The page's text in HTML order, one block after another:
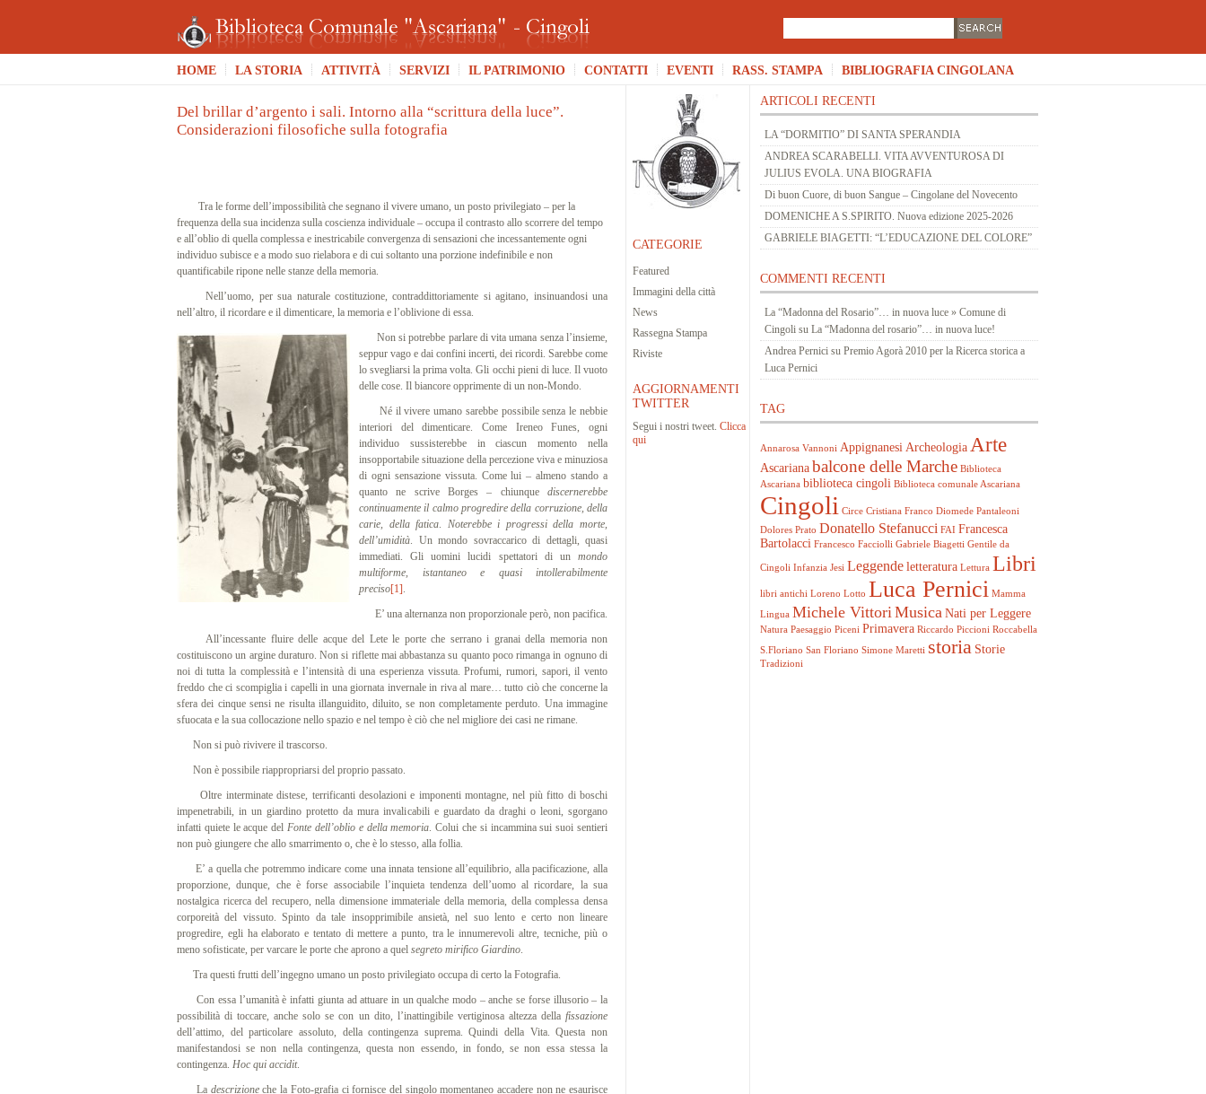
HOME LA STORIA ATTIVITÀ SERVIZI IL PATRIMONIO CONTATTI EVENTI RASS. STAMPA BIBLIOGRAFIA CINGOLANA
Del brillar d’argento i sali. Intorno alla “scrittura della luce”.
Considerazioni filosofiche sulla fotografia
Tra le forme dell’impossibilità che segnano il vivere umano, un posto privilegiato – per la
frequenza della sua incidenza sulla coscienza individuale – occupa il contrasto allo scorrere del tempo
e all’oblio di quella complessa e inestricabile convergenza di sensazioni che incessantemente ogni
individuo subisce e a modo suo rielabora e di cui soltanto una porzione indefinibile e non
quantificabile ripone nelle stanze della memoria.
Nell’uomo, per sua naturale costituzione, contraddittoriamente si agitano, insinuandosi una
nell’altro, il ricordare e il dimenticare, la memoria e l’oblivione di essa.
Non si potrebbe parlare di vita umana senza l’insieme,
seppur vago e dai confini incerti, dei ricordi. Sarebbe come
lo svegliarsi la prima volta. Gli occhi pieni di luce. Il vuoto
delle cose. Il biancore opprimente di un non-Mondo.
Né il vivere umano sarebbe possibile senza le nebbie
interiori del dimenticare. Come Ireneo Funes, ogni
individuo sussisterebbe in ciascun momento nella
insopportabile situazione della percezione viva e minuziosa
di ogni sensazione vissuta. Come lui – almeno stando a
quanto ne scrive Borges – chiunque discernerebbe
continuamente il calmo progredire della corruzione, della
carie, della fatica. Noterebbe i progressi della morte,
dell’umidità. Un mondo sovraccarico di dettagli, quasi
immediati. Gli uomini lucidi spettatori di un mondo
multiforme, istantaneo e quasi intollerabilmente
preciso[1].
E’ una alternanza non proporzionale però, non pacifica.
All’incessante fluire delle acque del Lete le porte che serrano i granai della memoria non
costituiscono un argine duraturo. Non si riflette mai abbastanza su quanto poco rimanga in ognuno di
noi di tutta la complessità e l’intensità di una esperienza vissuta. Profumi, rumori, sapori, il vento
freddo che ci scompiglia i capelli in una giornata invernale in riva al mare… tutto ciò che concerne la
sfera dei cinque sensi ne risulta illanguidito, diluito, se non completamente perduto. Una immagine
sfuocata e la sua collocazione nello spazio e nel tempo è ciò che nel migliore dei casi ne rimane.
Non si può rivivere il trascorso.
Non è possibile riappropriarsi del proprio passato.
Oltre interminate distese, terrificanti desolazioni e imponenti montagne, nel più fitto di boschi
impenetrabili, in un giardino protetto da mura invalicabili e guardato da draghi o leoni, sgorgano
infatti quiete le acque del Fonte dell’oblio e della memoria. Colui che si incammina sui suoi sentieri
non può giungere che allo smarrimento o, che è lo stesso, alla follia.
E’ a quella che potremmo indicare come una innata tensione all’equilibrio, alla pacificazione, alla
proporzione, dunque, che è forse associabile l’inquieta tendenza dell’uomo al ricordare, la sua
nostalgica ricerca del recupero, nella dimensione immateriale della memoria, della complessa densa
corporeità del vissuto. Spinto da tale insopprimibile ansietà, nel suo lento e certo non lineare
progredire, egli ha elaborato e tentato di mettere a punto, tra le innumerevoli altre, tecniche, più o
meno sofisticate, per varcare le porte che aprono a quel segreto mirifico Giardino.
Tra questi frutti dell’ingegno umano un posto privilegiato occupa di certo la Fotografia.
Con essa l’umanità è infatti giunta ad attuare in un qualche modo – anche se forse illusorio – la
possibilità di toccare, anche solo se con un dito, l’inattingibile vertiginosa altezza della fissazione
dell’attimo, del particolare assoluto, della contingenza suprema. Quindi della Vita. Questa non
manifestandosi se non nella contingenza, questa non essendo, in fondo, se non essa stessa la
contingenza. Hoc qui accidit.
La descrizioneche la Foto-grafia ci fornisce del singolo momentaneo accadere non ne esaurisce
CATEGORIE
Featured
Immagini della città
News
Rassegna Stampa
Riviste
AGGIORNAMENTI
TWITTER
Segui i nostri tweet. Clicca
qui
ARTICOLI RECENTI
LA “DORMITIO” DI SANTA SPERANDIA
ANDREA SCARABELLI. VITA AVVENTUROSA DI
JULIUS EVOLA. UNA BIOGRAFIA
Di buon Cuore, di buon Sangue – Cingolane del Novecento
DOMENICHE A S.SPIRITO. Nuova edizione 2025-2026
GABRIELE BIAGETTI: “L’EDUCAZIONE DEL COLORE”
COMMENTI RECENTI
La “Madonna del Rosario”… in nuova luce » Comune di
Cingoli su La “Madonna del rosario”… in nuova luce!
Andrea Pernici su Premio Agorà 2010 per la Ricerca storica a
Luca Pernici
TAG
Annarosa Vannoni Appignanesi Archeologia Arte
Ascariana balcone delle Marche Biblioteca
Ascariana biblioteca cingoli Biblioteca comunale Ascariana
Cingoli Circe Cristiana Franco Diomede Pantaleoni
Dolores Prato Donatello Stefanucci FAI Francesca
Bartolacci Francesco Facciolli Gabriele Biagetti Gentile da
Cingoli Infanzia Jesi Leggende letteratura Lettura Libri
libri antichi Loreno Lotto Luca Pernici Mamma
Lingua Michele VittoriMusica Nati per Leggere
Natura Paesaggio Piceni Primavera Riccardo Piccioni Roccabella
S.Floriano San Floriano Simone Maretti storia Storie
Tradizioni